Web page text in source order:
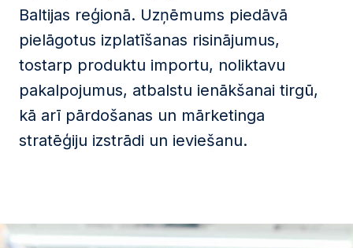
Baltijas reģionā. Uzņēmums piedāvā
pielāgotus izplatīšanas risinājumus,
tostarp produktu importu, noliktavu
pakalpojumus, atbalstu ienākšanai tirgū,
kā arī pārdošanas un mārketinga
stratēģiju izstrādi un ieviešanu.